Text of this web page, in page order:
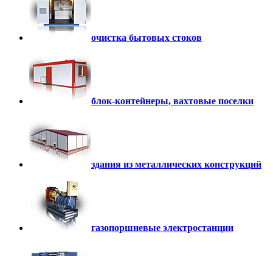
очистка бытовых стоков
блок-контейнеры, вахтовые поселки
здания из металлических конструкций
газопоршневые электростанции